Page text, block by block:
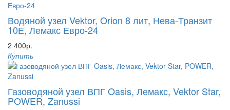
Водяной узел Vektor, Orion 8 лит, Нева-Транзит
10Е, Лемакс Евро-24
2 400р.
Купить
Газоводяной узел ВПГ Oasis, Лемакс, Vektor Star,
POWER, Zanussi